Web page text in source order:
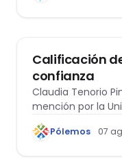
Calificación
confianza
Claudia Tenorio
mención por la
Pólemos 07